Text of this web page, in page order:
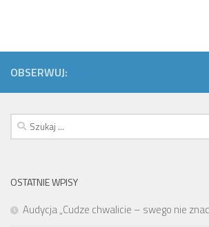
OBSERWUJ:
Szukaj:
OSTATNIE WPISY
Audycja „Cudze chwalicie – swego nie